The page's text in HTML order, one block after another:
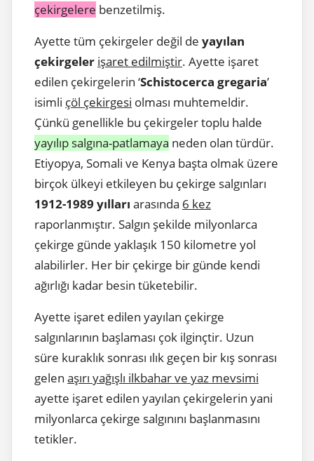
çekirgelere benzetilmiş.
Ayette tüm çekirgeler değil de yayılan
çekirgeler işaret edilmiştir. Ayette işaret
edilen çekirgelerin ‘Schistocerca gregaria’
isimli çöl çekirgesi olması muhtemeldir.
Çünkü genellikle bu çekirgeler toplu halde
yayılıp salgına-patlamaya neden olan türdür.
Etiyopya, Somali ve Kenya başta olmak üzere
birçok ülkeyi etkileyen bu çekirge salgınları
1912-1989 yılları arasında 6 kez
raporlanmıştır. Salgın şekilde milyonlarca
çekirge günde yaklaşık 150 kilometre yol
alabilirler. Her bir çekirge bir günde kendi
ağırlığı kadar besin tüketebilir.
Ayette işaret edilen yayılan çekirge
salgınlarının başlaması çok ilginçtir. Uzun
süre kuraklık sonrası ılık geçen bir kış sonrası
gelen aşırı yağışlı ilkbahar ve yaz mevsimi
ayette işaret edilen yayılan çekirgelerin yani
milyonlarca çekirge salgınını başlanmasını
tetikler.